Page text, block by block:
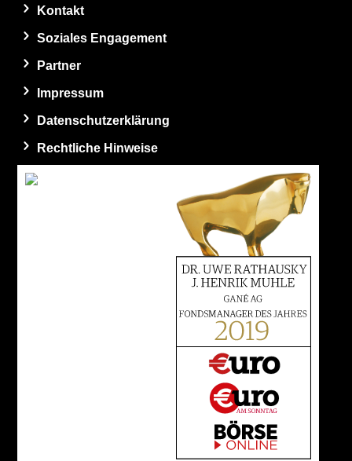
Kontakt
Soziales Engagement
Partner
Impressum
Datenschutzerklärung
Rechtliche Hinweise